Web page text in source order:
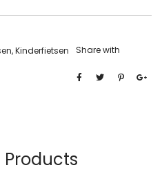
,Kinderfietsen
Share with
Products